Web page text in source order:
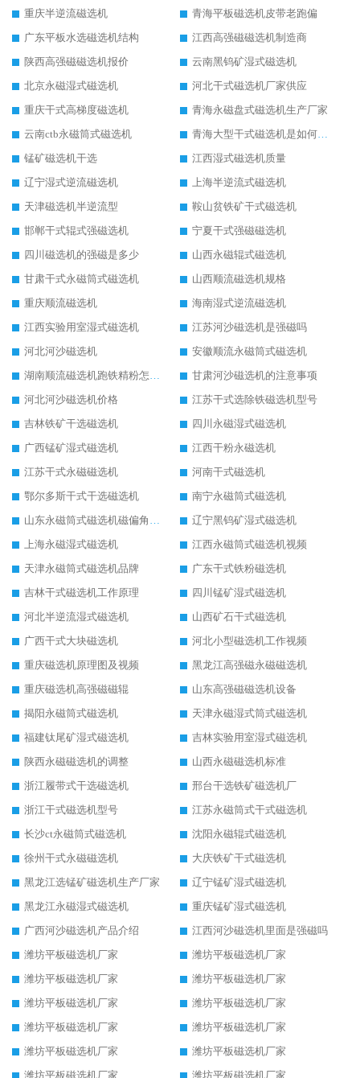
重庆半逆流磁选机
青海平板磁选机皮带老跑偏
广东平板水选磁选机结构
江西高强磁磁选机制造商
陕西高强磁磁选机报价
云南黑钨矿湿式磁选机
北京永磁湿式磁选机
河北干式磁选机厂家供应
重庆干式高梯度磁选机
青海永磁盘式磁选机生产厂家
云南ctb永磁筒式磁选机
青海大型干式磁选机是如何选矿的
锰矿磁选机干选
江西湿式磁选机质量
辽宁湿式逆流磁选机
上海半逆流式磁选机
天津磁选机半逆流型
鞍山贫铁矿干式磁选机
邯郸干式辊式强磁选机
宁夏干式强磁磁选机
四川磁选机的强磁是多少
山西永磁辊式磁选机
甘肃干式永磁筒式磁选机
山西顺流磁选机规格
重庆顺流磁选机
海南湿式逆流磁选机
江西实验用室湿式磁选机
江苏河沙磁选机是强磁吗
河北河沙磁选机
安徽顺流永磁筒式磁选机
湖南顺流磁选机跑铁精粉怎么处理
甘肃河沙磁选机的注意事项
河北河沙磁选机价格
江苏干式选除铁磁选机型号
吉林铁矿干选磁选机
四川永磁湿式磁选机
广西锰矿湿式磁选机
江西干粉永磁选机
江苏干式永磁磁选机
河南干式磁选机
鄂尔多斯干式干选磁选机
南宁永磁筒式磁选机
山东永磁筒式磁选机磁偏角怎么调整
辽宁黑钨矿湿式磁选机
上海永磁湿式磁选机
江西永磁筒式磁选机视频
天津永磁筒式磁选机品牌
广东干式铁粉磁选机
吉林干式磁选机工作原理
四川锰矿湿式磁选机
河北半逆流湿式磁选机
山西矿石干式磁选机
广西干式大块磁选机
河北小型磁选机工作视频
重庆磁选机原理图及视频
黑龙江高强磁永磁磁选机
重庆磁选机高强磁磁辊
山东高强磁磁选机设备
揭阳永磁筒式磁选机
天津永磁湿式筒式磁选机
福建钛尾矿湿式磁选机
吉林实验用室湿式磁选机
陕西永磁磁选机的调整
山西永磁磁选机标准
浙江履带式干选磁选机
邢台干选铁矿磁选机厂
浙江干式磁选机型号
江苏永磁筒式干式磁选机
长沙ct永磁筒式磁选机
沈阳永磁辊式磁选机
徐州干式永磁磁选机
大庆铁矿干式磁选机
黑龙江选锰矿磁选机生产厂家
辽宁锰矿湿式磁选机
黑龙江永磁湿式磁选机
重庆锰矿湿式磁选机
广西河沙磁选机产品介绍
江西河沙磁选机里面是强磁吗
潍坊平板磁选机厂家
潍坊平板磁选机厂家
潍坊平板磁选机厂家
潍坊平板磁选机厂家
潍坊平板磁选机厂家
潍坊平板磁选机厂家
潍坊平板磁选机厂家
潍坊平板磁选机厂家
潍坊平板磁选机厂家
潍坊平板磁选机厂家
潍坊平板磁选机厂家
潍坊平板磁选机厂家